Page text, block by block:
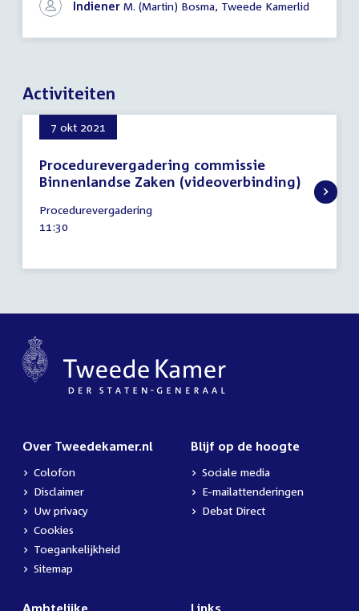
Indiener M. (Martin) Bosma, Tweede Kamerlid
Activiteiten
7 okt 2021
Procedurevergadering commissie
Binnenlandse Zaken (videoverbinding)
oktober
2021
Procedurevergadering
Tijd
11:30
Over Tweedekamer.nl
Colofon
Disclaimer
Uw privacy
Cookies
Toegankelijkheid
Sitemap
Blijf op de hoogte
Sociale media
E-mailattenderingen
Debat Direct
Ambtelijke Links